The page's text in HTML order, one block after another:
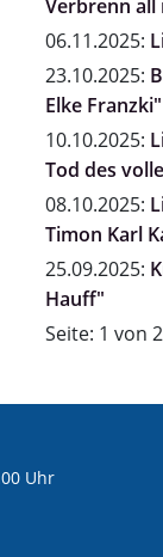
Verbrenn all
06.11.2025:
23.10.2025:
Elke Franzki"
10.10.2025:
Tod des
08.10.2025:
Timon Karl
25.09.2025:
Hauff"
Seite: 1 von
Uhr